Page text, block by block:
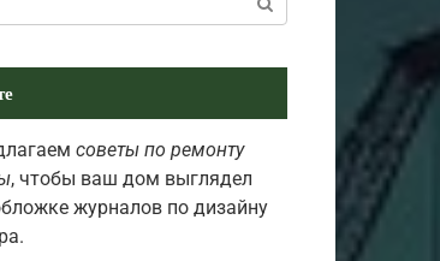
советы по ремонту
, чтобы ваш дом выглядел
журналов по дизайну